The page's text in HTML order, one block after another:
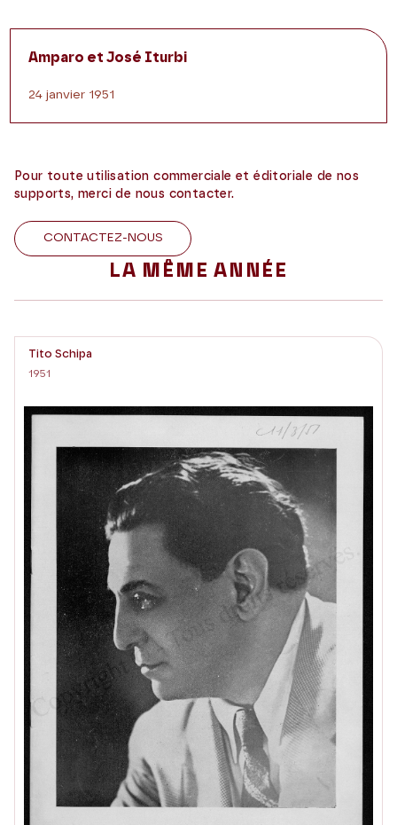
Amparo et José Iturbi
24 janvier 1951
Pour toute utilisation commerciale et éditoriale de nos
supports, merci de nous contacter.
CONTACTEZ-NOUS
LA MÊME ANNÉE
Tito Schipa
1951